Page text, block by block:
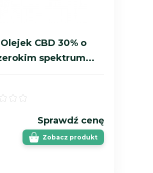
Olejek CBD 30% o
spektrum...
Sprawdź cenę
Zobacz produkt